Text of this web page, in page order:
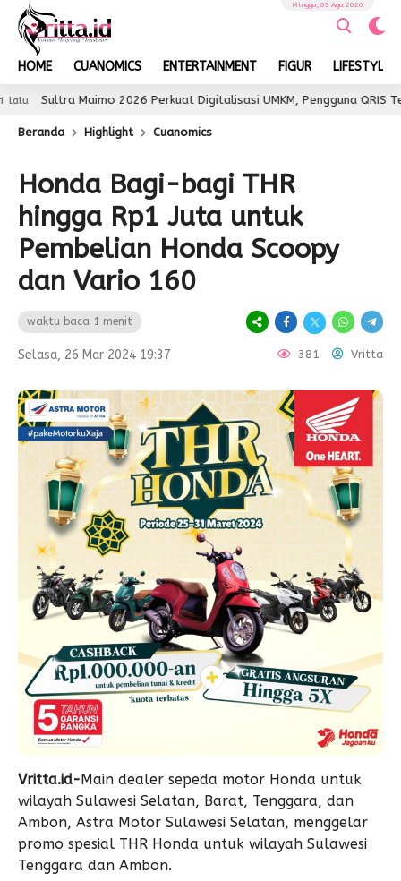
HOME CUANOMICS ENTERTAINMENT FIGUR LIFESTYLE
Minggu, 09 Agu 2026
Maimo 2026 Perkuat Digitalisasi UMKM, Pengguna QRIS Tembus 350
Beranda Highlight Cuanomics
Honda Bagi-bagi THR
hingga Rp1 Juta untuk
Pembelian Honda Scoopy
dan Vario 160
waktu baca 1 menit
Selasa, 26 Mar 2024 19:37 381 Vritta
Vritta.id-Main dealer sepeda motor Honda untuk
wilayah Sulawesi Selatan, Barat, Tenggara, dan
Ambon, Astra Motor Sulawesi Selatan, menggelar
promo spesial THR Honda untuk wilayah Sulawesi
Tenggara dan Ambon.